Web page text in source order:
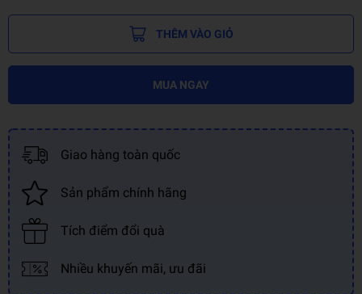
THÊM VÀO GIỎ
MUA NGAY
Giao hàng toàn quốc
Sản phẩm chính hãng
Tích điểm đổi quà
Nhiều khuyến mãi, ưu đãi